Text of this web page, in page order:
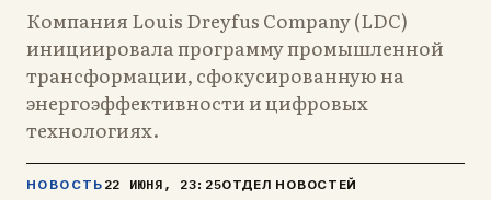
Компания Louis Dreyfus Company (LDC)
инициировала программу промышленной
трансформации, сфокусированную на
энергоэффективности и цифровых
технологиях.
НОВОСТЬ 22 ИЮНЯ, 23:25ОТДЕЛ НОВОСТЕЙ